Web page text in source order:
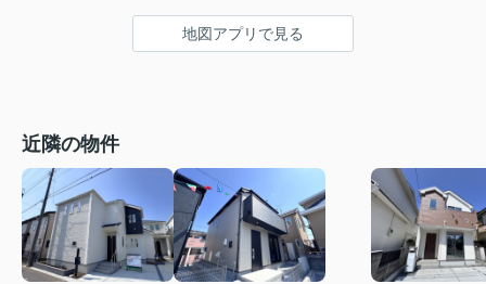
地図アプリで見る
近隣の物件